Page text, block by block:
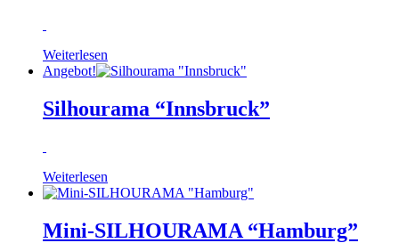
Weiterlesen
Angebot!
Silhourama “Innsbruck”
Weiterlesen
Mini-SILHOURAMA “Hamburg”